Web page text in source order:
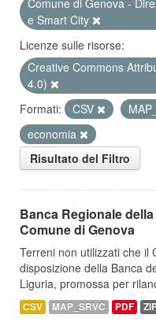
Comune di Genova -
e Smart City
Licenze sulle risorse:
Creative Commons
4.0)
Formati:
CSV
economia
Risultato del Filtro
Banca Regionale
Comune di Genova
Terreni non utilizzati che il
disposizione della Banca
Liguria, promossa per
CSV MAP_SRVC PDF